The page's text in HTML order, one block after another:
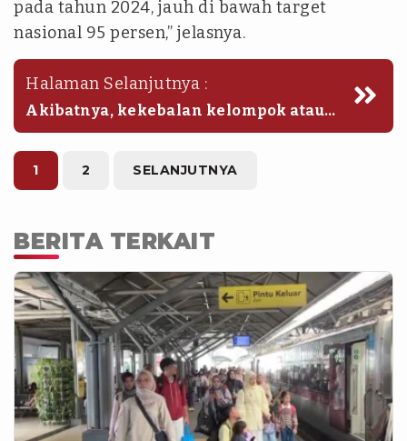
pada tahun 2024, jauh di bawah target
nasional 95 persen,” jelasnya.
Halaman Selanjutnya :
Akibatnya, kekebalan kelompok atau
herd immunity belum terbentuk secara
optimal.
1 2 SELANJUTNYA
BERITA TERKAIT